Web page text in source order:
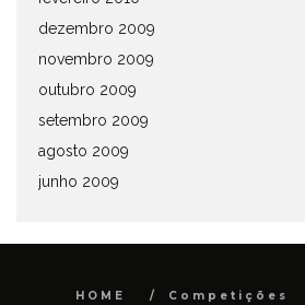
dezembro 2009
novembro 2009
outubro 2009
setembro 2009
agosto 2009
junho 2009
HOME Competições